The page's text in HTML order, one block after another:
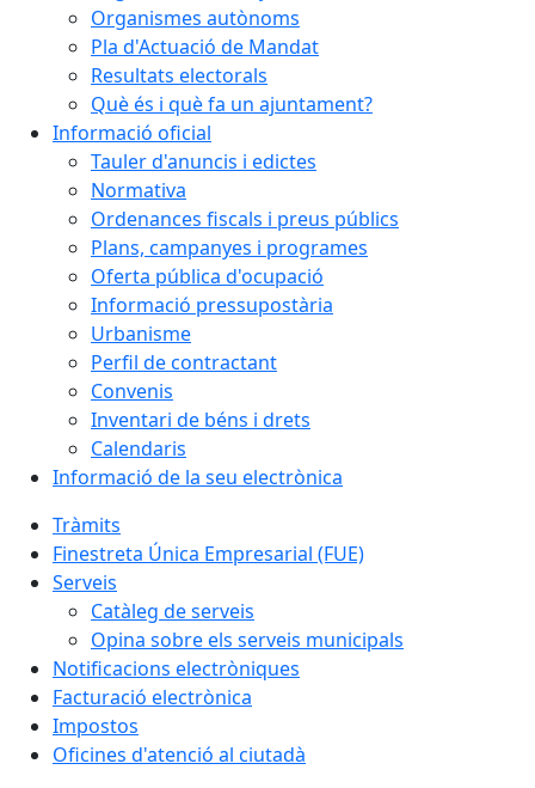
Organismes autònoms
Pla d'Actuació de Mandat
Resultats electorals
Què és i què fa un ajuntament?
Informació oficial
Tauler d'anuncis i edictes
Normativa
Ordenances fiscals i preus públics
Plans, campanyes i programes
Oferta pública d'ocupació
Informació pressupostària
Urbanisme
Perfil de contractant
Convenis
Inventari de béns i drets
Calendaris
Informació de la seu electrònica
Tràmits
Finestreta Única Empresarial (FUE)
Serveis
Catàleg de serveis
Opina sobre els serveis municipals
Notificacions electròniques
Facturació electrònica
Impostos
Oficines d'atenció al ciutadà